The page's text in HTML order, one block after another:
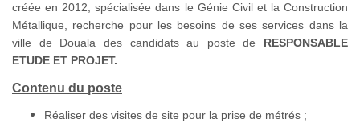
créée en 2012, spécialisée dans le Génie Civil et la Construction
Métallique, recherche pour les besoins de ses services dans la
ville de Douala des candidats au poste de RESPONSABLE
ETUDE ET PROJET.
Contenu du poste
Réaliser des visites de site pour la prise de métrés ;